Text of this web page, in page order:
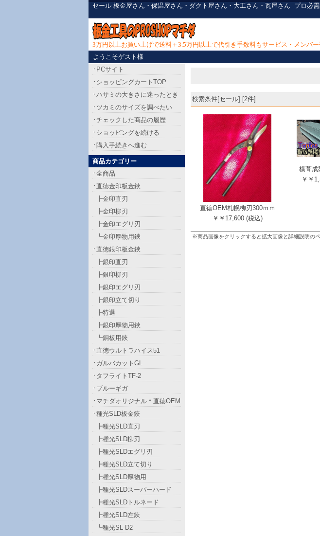
セール 板金屋さん・保温屋さん・ダクト屋さん・大工さん・瓦屋さん プロ必
3万円以上お買い上げで送料＋3.5万円以上で代引き手数料もサービス・メンバ
ようこそゲスト様
検索条件[セール] [2件]
直徳OEM札幌柳刃300ｍｍ
￥￥17,600 (税込)
横葺成
￥￥
※商品画像をクリックすると拡大画像と詳細説明のペ
PCサイト
ショッピングカートTOP
ハサミの大きさに迷ったとき
ツカミのサイズを調べたい
チェックした商品の履歴
ショッピングを続ける
購入手続きへ進む
商品カテゴリー
全商品
直徳金印板金鋏
┣金印直刃
┣金印柳刃
┣金印エグリ刃
┗金印厚物用鋏
直徳銀印板金鋏
┣銀印直刃
┣銀印柳刃
┣銀印エグリ刃
┣銀印立て切り
┣特選
┣銀印厚物用鋏
┗銅板用鋏
直徳ウルトラハイス51
ガルバカットGL
タフライトTF-2
ブルーギガ
マチダオリジナル＊直徳OEM
種光SLD板金鋏
┣種光SLD直刃
┣種光SLD柳刃
┣種光SLDエグリ刃
┣種光SLD立て切り
┣種光SLD厚物用
┣種光SLDスーパーハード
┣種光SLDトルネード
┣種光SLD左鋏
┗種光SL-D2